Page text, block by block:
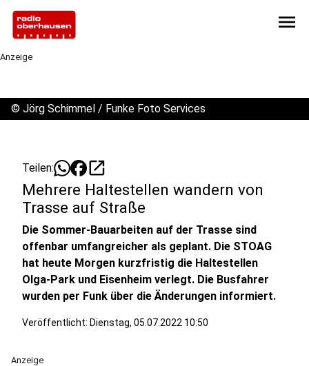
menu
Anzeige
© Jörg Schimmel / Funke Foto Services
Teilen: open_in_new
Mehrere Haltestellen wandern von
Trasse auf Straße
Die Sommer-Bauarbeiten auf der Trasse sind
offenbar umfangreicher als geplant. Die STOAG
hat heute Morgen kurzfristig die Haltestellen
Olga-Park und Eisenheim verlegt. Die Busfahrer
wurden per Funk über die Änderungen informiert.
Veröffentlicht: Dienstag, 05.07.2022 10:50
Anzeige